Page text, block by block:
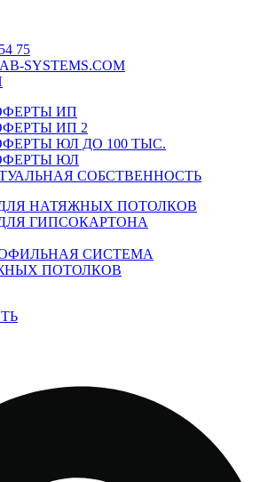
75
SYSTEMS.COM
ИП
ИП 2
ЮЛ ДО 100 ТЫС.
ЮЛ
СОБСТВЕННОСТЬ
НАТЯЖНЫХ ПОТОЛКОВ
ГИПСОКАРТОНА
СИСТЕМА
ПОТОЛКОВ